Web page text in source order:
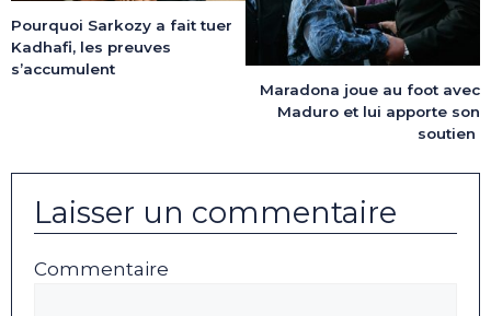
Pourquoi Sarkozy a fait tuer
Kadhafi, les preuves
s’accumulent
Maradona joue au foot avec
Maduro et lui apporte son
soutien
Laisser un commentaire
Commentaire